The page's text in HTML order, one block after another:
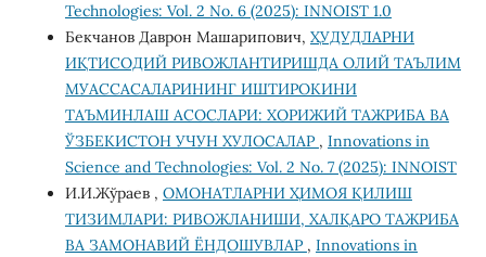
Technologies: Vol. 2 No. 6 (2025): INNOIST 1.0
Бекчанов Даврон Машарипович, ҲУДУДЛАРНИ
ИҚТИСОДИЙ РИВОЖЛАНТИРИШДА ОЛИЙ ТАЪЛИМ
МУАССАСАЛАРИНИНГ ИШТИРОКИНИ
ТАЪМИНЛАШ АСОСЛАРИ: ХОРИЖИЙ ТАЖРИБА ВА
ЎЗБЕКИСТОН УЧУН ХУЛОСАЛАР , Innovations in
Science and Technologies: Vol. 2 No. 7 (2025): INNOIST
И.И.Жўраев , ОМОНАТЛАРНИ ҲИМОЯ ҚИЛИШ
ТИЗИМЛАРИ: РИВОЖЛАНИШИ, ХАЛҚАРО ТАЖРИБА
ВА ЗАМОНАВИЙ ЁНДОШУВЛАР , Innovations in